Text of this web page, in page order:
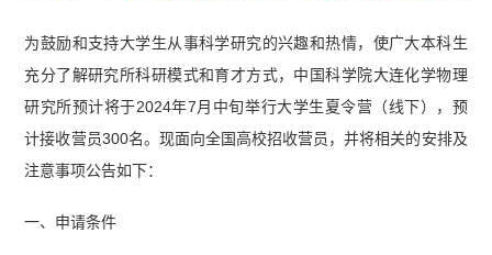
为鼓励和支持大学生从事科学研究的兴趣和热情，使广大本科生
充分了解研究所科研模式和育才方式，中国科学院大连化学物理
研究所预计将于2024年7月中旬举行大学生夏令营（线下），预
计接收营员300名。现面向全国高校招收营员，并将相关的安排及
注意事项公告如下：
一、申请条件